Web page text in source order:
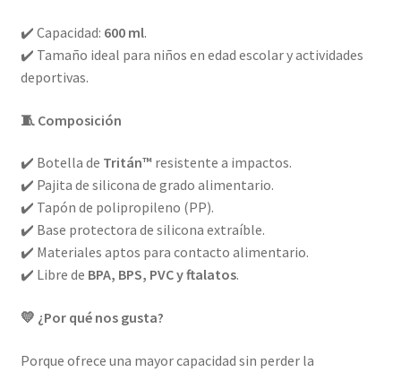
✔️ Capacidad: 600 ml.
✔️ Tamaño ideal para niños en edad escolar y actividades
deportivas.
🧵 Composición
✔️ Botella de Tritán™ resistente a impactos.
✔️ Pajita de silicona de grado alimentario.
✔️ Tapón de polipropileno (PP).
✔️ Base protectora de silicona extraíble.
✔️ Materiales aptos para contacto alimentario.
✔️ Libre de BPA, BPS, PVC y ftalatos.
💛 ¿Por qué nos gusta?
Porque ofrece una mayor capacidad sin perder la